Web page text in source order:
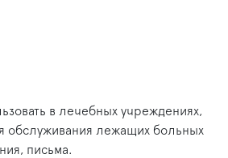
в лечебных учреждениях,
обслуживания лежащих больных
письма.